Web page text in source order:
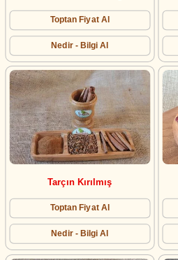
Toptan Fiyat Al
Nedir - Bilgi Al
Tarçın Kırılmış
Toptan Fiyat Al
Nedir - Bilgi Al